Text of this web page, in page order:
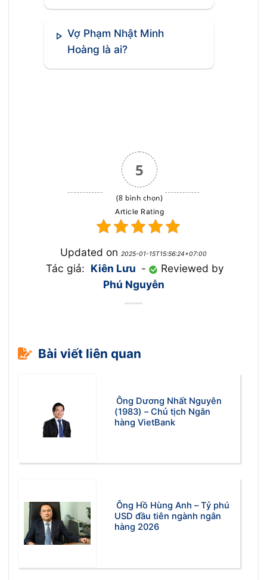
Vợ Phạm Nhật Minh
Hoàng là ai?
5
(8 bình chọn)
Article Rating
Updated on 2025-01-15T15:56:24+07:00
Tác giả: Kiên Lưu -
Reviewed by
Phú Nguyễn
Bài viết liên quan
Ông Dương Nhất Nguyên
(1983) – Chủ tịch Ngân
hàng VietBank
Ông Hồ Hùng Anh – Tỷ phú
USD đầu tiên ngành ngân
hàng 2026